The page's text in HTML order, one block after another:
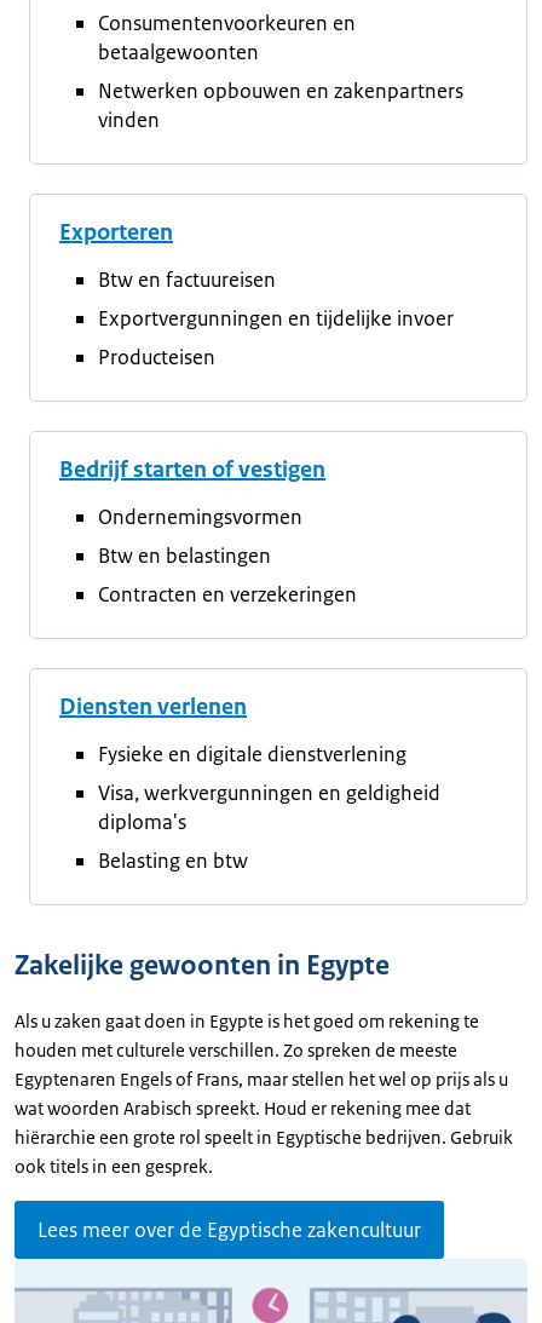
Consumentenvoorkeuren en
betaalgewoonten
Netwerken opbouwen en zakenpartners
vinden
Exporteren
Btw en factuureisen
Exportvergunningen en tijdelijke invoer
Producteisen
Bedrijf starten of vestigen
Ondernemingsvormen
Btw en belastingen
Contracten en verzekeringen
Diensten verlenen
Fysieke en digitale dienstverlening
Visa, werkvergunningen en geldigheid
diploma's
Belasting en btw
Zakelijke gewoonten in Egypte
Als u zaken gaat doen in Egypte is het goed om rekening te
houden met culturele verschillen. Zo spreken de meeste
Egyptenaren Engels of Frans, maar stellen het wel op prijs als u
wat woorden Arabisch spreekt. Houd er rekening mee dat
hiërarchie een grote rol speelt in Egyptische bedrijven. Gebruik
ook titels in een gesprek.
Lees meer over de Egyptische zakencultuur